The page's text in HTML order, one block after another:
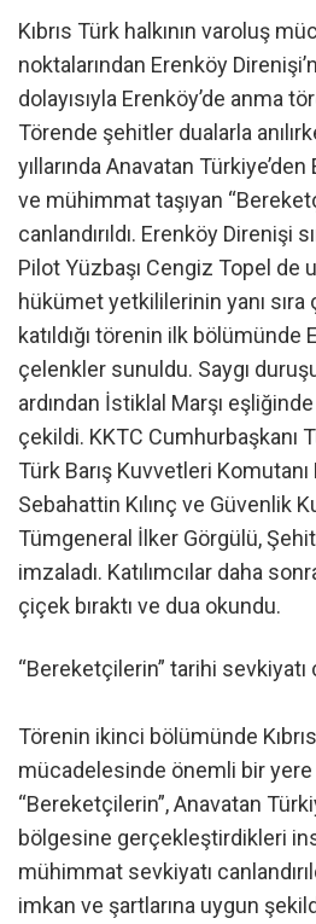
Kıbrıs Türk halkının varoluş
noktalarından Erenköy
dolayısıyla Erenköy’de anma
Törende şehitler dualarla
yıllarında Anavatan
ve mühimmat taşıyan
canlandırıldı. Erenköy Direnişi
Pilot Yüzbaşı Cengiz Topel de
hükümet yetkililerinin yanı sıra
katıldığı törenin ilk bölümünde
çelenkler sunuldu. Saygı duruşu
ardından İstiklal Marşı
çekildi. KKTC Cumhurbaşkanı
Türk Barış Kuvvetleri Komutanı
Sebahattin Kılınç ve Güvenlik
Tümgeneral İlker Görgülü,
imzaladı. Katılımcılar daha
çiçek bıraktı ve dua okundu.
“Bereketçilerin” tarihi sevkiyatı
Törenin ikinci bölümünde
mücadelesinde önemli bir yere
“Bereketçilerin”, Anavatan
bölgesine gerçekleştirdikleri
mühimmat sevkiyatı
imkan ve şartlarına uygun